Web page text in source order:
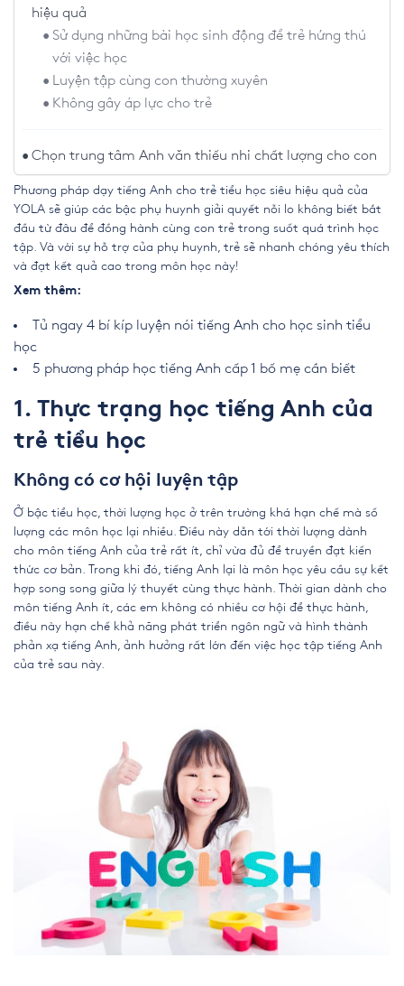
hiệu quả
Sử dụng những bài học sinh động để trẻ hứng thú
với việc học
Luyện tập cùng con thường xuyên
Không gây áp lực cho trẻ
Chọn trung tâm Anh văn thiếu nhi chất lượng cho con
Phương pháp dạy tiếng Anh cho trẻ tiểu học siêu hiệu quả của
YOLA sẽ giúp các bậc phụ huynh giải quyết nỗi lo không biết bắt
đầu từ đâu để đồng hành cùng con trẻ trong suốt quá trình học
tập. Và với sự hỗ trợ của phụ huynh, trẻ sẽ nhanh chóng yêu thích
và đạt kết quả cao trong môn học này!
Xem thêm:
Tủ ngay 4 bí kíp luyện nói tiếng Anh cho học sinh tiểu
học
5 phương pháp học tiếng Anh cấp 1 bố mẹ cần biết
1. Thực trạng học tiếng Anh của
trẻ tiểu học
Không có cơ hội luyện tập
Ở bậc tiểu học, thời lượng học ở trên trường khá hạn chế mà số
lượng các môn học lại nhiều. Điều này dẫn tới thời lượng dành
cho môn tiếng Anh của trẻ rất ít, chỉ vừa đủ để truyền đạt kiến
thức cơ bản. Trong khi đó, tiếng Anh lại là môn học yêu cầu sự kết
hợp song song giữa lý thuyết cùng thực hành. Thời gian dành cho
môn tiếng Anh ít, các em không có nhiều cơ hội để thực hành,
điều này hạn chế khả năng phát triển ngôn ngữ và hình thành
phản xạ tiếng Anh, ảnh hưởng rất lớn đến việc học tập tiếng Anh
của trẻ sau này.